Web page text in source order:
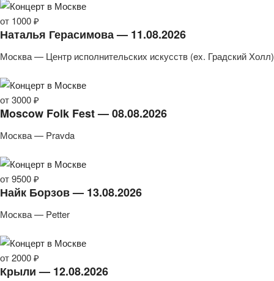
от 1000 ₽
Наталья Герасимова — 11.08.2026
Москва — Центр исполнительских искусств (ex. Градский Холл)
от 3000 ₽
Moscow Folk Fest — 08.08.2026
Москва — Pravda
от 9500 ₽
Найк Борзов — 13.08.2026
Москва — Petter
от 2000 ₽
Крыли — 12.08.2026